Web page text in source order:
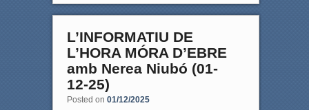
L’INFORMATIU DE
L’HORA MÓRA D’EBRE
amb Nerea Niubó (01-
12-25)
Posted on 01/12/2025